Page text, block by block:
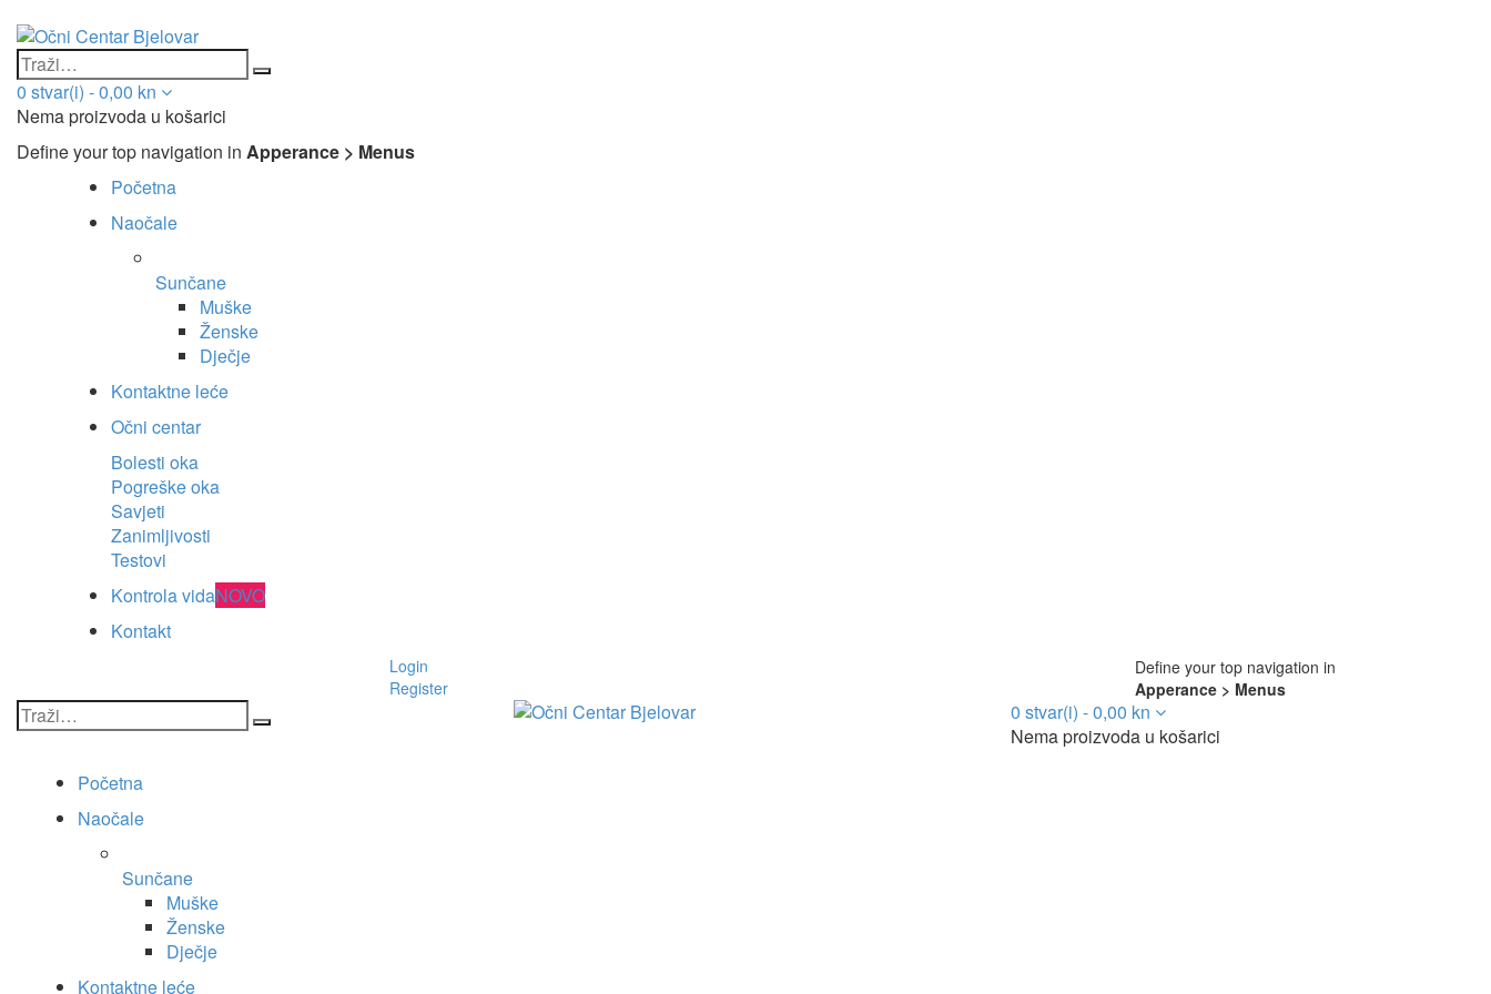
0 stvar(i) -0,00 kn
Nema proizvoda u košarici
Define your top navigation in Apperance > Menus
Početna
Naočale
Sunčane
Muške
Ženske
Dječje
Kontaktne leće
Očni centar
Bolesti oka
Pogreške oka
Savjeti
Zanimljivosti
Testovi
Kontrola vidaNOVO
Kontakt
Login
Register
Define your top navigation in
Apperance > Menus
0 stvar(i) -0,00 kn
Nema proizvoda u košarici
Početna
Naočale
Sunčane
Muške
Ženske
Dječje
Kontaktne leće